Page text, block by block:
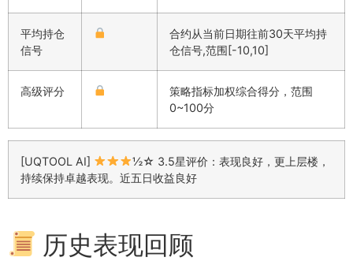
平均持仓
信号
合约从当前日期往前30天平均持
仓信号,范围[-10,10]
高级评分
策略指标加权综合得分，范围
0~100分
[UQTOOL AI]
½☆ 3.5星评价：表现良好，更上层楼，
持续保持卓越表现。近五日收益良好
历史表现回顾